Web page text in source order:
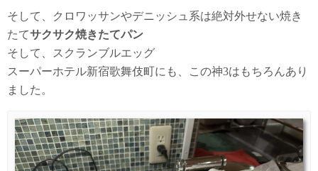
そして、クロワッサンやデニッシュ系は絶対外せない焼き
たてサクサク焼きたてパン
そして、スクランブルエッグ
スーパーホテル新宿歌舞伎町にも、この神3はもちろんあり
ました。